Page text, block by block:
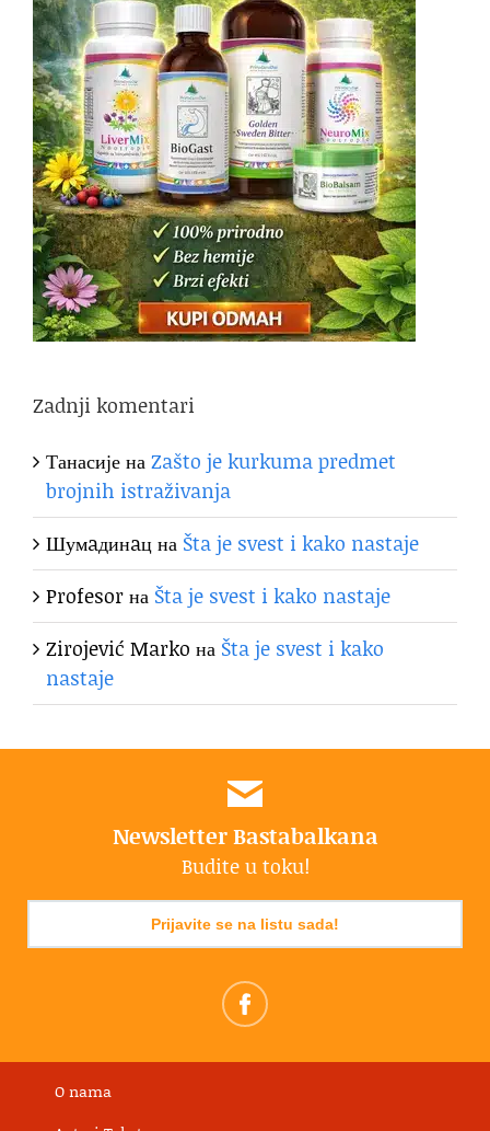
Zadnji komentari
ТанасијенаZašto je kurkuma predmet
brojnih istraživanja
Шумaдинaцна Šta je svest i kako nastaje
Profesorна Šta je svest i kako nastaje
Zirojević Marko на Šta je svest i kako
nastaje
Newsletter Bastabalkana
Budite u toku!
Prijavite se na listu sada!
O nama